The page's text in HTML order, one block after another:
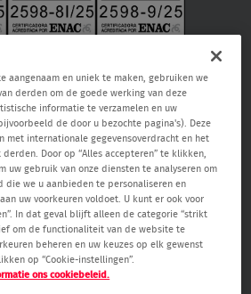
Brussel, RPR Brussel 0459.866.904, email:
080090000, Vergunde
voor alarm- en camerasystemen.
Federale Overheidsdienst Binnenlandse Zaken
& Preventie (Waterloolaan 76 1000 Brussel,
aangenaam en uniek te maken, gebruiken we
derden om de goede werking van deze
informatie te verzamelen en uw
de door u bezochte pagina's). Deze
met internationale gegevensoverdracht en het
Door op “Alles accepteren” te klikken,
uw gebruik van onze diensten te analyseren om
die we u aanbieden te personaliseren en
uw voorkeuren voldoet. U kunt er ook voor
In dat geval blijft alleen de categorie “strikt
om de functionaliteit van de website te
beheren en uw keuzes op elk gewenst
op “Cookie-instellingen”.
ons cookiebeleid.